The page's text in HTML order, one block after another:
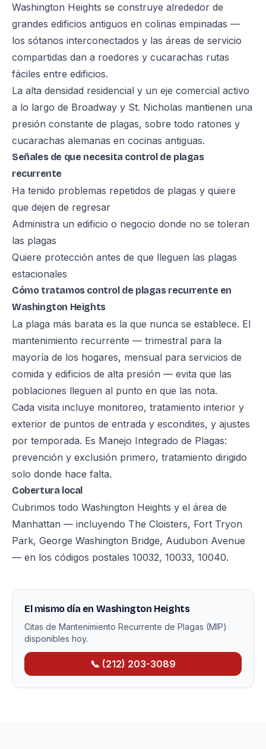
Washington Heights se construye alrededor de
grandes edificios antiguos en colinas empinadas —
los sótanos interconectados y las áreas de servicio
compartidas dan a roedores y cucarachas rutas
fáciles entre edificios.
La alta densidad residencial y un eje comercial activo
a lo largo de Broadway y St. Nicholas mantienen una
presión constante de plagas, sobre todo ratones y
cucarachas alemanas en cocinas antiguas.
Señales de que necesita control de plagas
recurrente
Ha tenido problemas repetidos de plagas y quiere
que dejen de regresar
Administra un edificio o negocio donde no se toleran
las plagas
Quiere protección antes de que lleguen las plagas
estacionales
Cómo tratamos control de plagas recurrente en
Washington Heights
La plaga más barata es la que nunca se establece. El
mantenimiento recurrente — trimestral para la
mayoría de los hogares, mensual para servicios de
comida y edificios de alta presión — evita que las
poblaciones lleguen al punto en que las nota.
Cada visita incluye monitoreo, tratamiento interior y
exterior de puntos de entrada y escondites, y ajustes
por temporada. Es Manejo Integrado de Plagas:
prevención y exclusión primero, tratamiento dirigido
solo donde hace falta.
Cobertura local
Cubrimos todo Washington Heights y el área de
Manhattan — incluyendo The Cloisters, Fort Tryon
Park, George Washington Bridge, Audubon Avenue
— en los códigos postales 10032, 10033, 10040.
El mismo día en Washington Heights
Citas de Mantenimiento Recurrente de Plagas (MIP)
disponibles hoy.
📞 (212) 203-3089